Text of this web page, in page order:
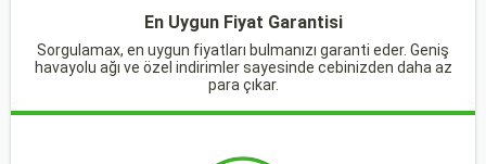
En Uygun Fiyat Garantisi
Sorgulamax, en uygun fiyatları bulmanızı garanti eder. Geniş
havayolu ağı ve özel indirimler sayesinde cebinizden daha az
para çıkar.